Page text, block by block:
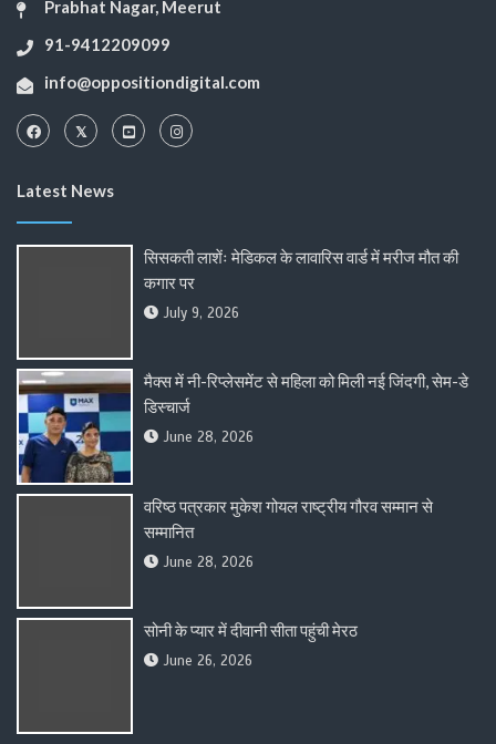
Prabhat Nagar, Meerut
91-9412209099
info@oppositiondigital.com
Latest News
सिसकती लाशेंः मेडिकल के लावारिस वार्ड में मरीज मौत की
कगार पर
July 9, 2026
मैक्स में नी-रिप्लेसमेंट से महिला को मिली नई जिंदगी, सेम-डे
डिस्चार्ज
June 28, 2026
वरिष्ठ पत्रकार मुकेश गोयल राष्ट्रीय गौरव सम्मान से
सम्मानित
June 28, 2026
सोनी के प्यार में दीवानी सीता पहुंची मेरठ
June 26, 2026